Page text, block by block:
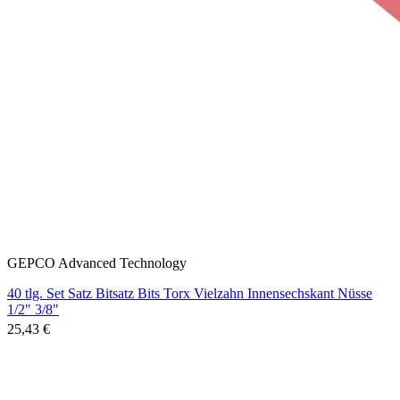
GEPCO Advanced Technology
40 tlg. Set Satz Bitsatz Bits Torx Vielzahn Innensechskant Nüsse
1/2" 3/8"
25,43 €